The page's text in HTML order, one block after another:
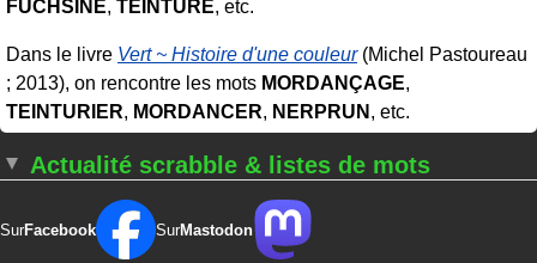
FUCHSINE, TEINTURE, etc.
Dans le livre Vert ~ Histoire d'une couleur(Michel Pastoureau
; 2013), on rencontre les mots MORDANÇAGE,
TEINTURIER, MORDANCER, NERPRUN , etc.
Actualité scrabble & listes de mots
SurFacebook SurMastodon